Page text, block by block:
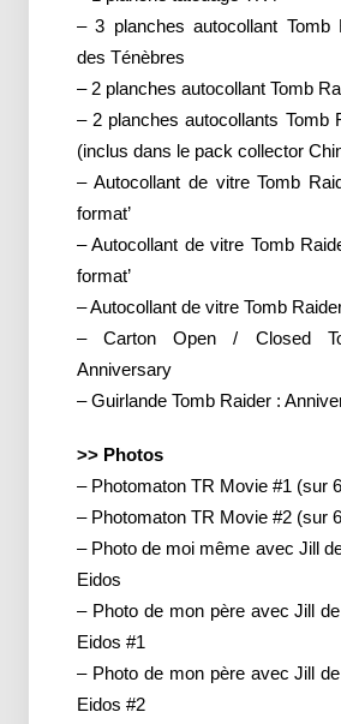
– 3 planches autocollant Tomb
des Ténèbres
– 2 planches autocollant Tomb
– 2 planches autocollants Tomb
(inclus dans le pack collector
– Autocollant de vitre Tomb
format’
– Autocollant de vitre Tomb
format’
– Autocollant de vitre Tomb
– Carton Open / Closed
Anniversary
– Guirlande Tomb Raider :
>> Photos
– Photomaton TR Movie #1 (sur
– Photomaton TR Movie #2 (sur
– Photo de moi même avec Jill
Eidos
– Photo de mon père avec Jill
Eidos #1
– Photo de mon père avec Jill
Eidos #2